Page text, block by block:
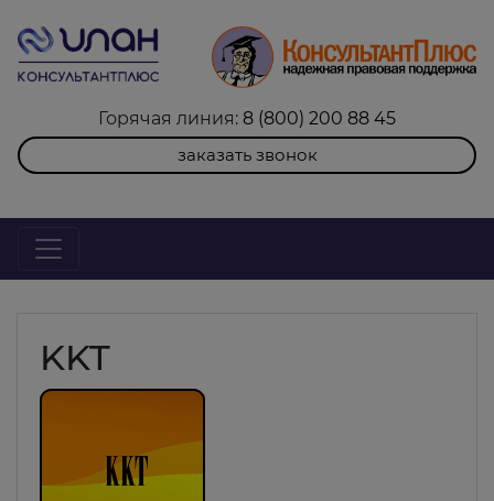
Горячая линия: 8 (800) 200 88 45
заказать звонок
KKT